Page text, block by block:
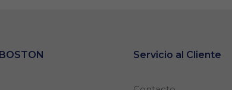
Servicio al Cliente